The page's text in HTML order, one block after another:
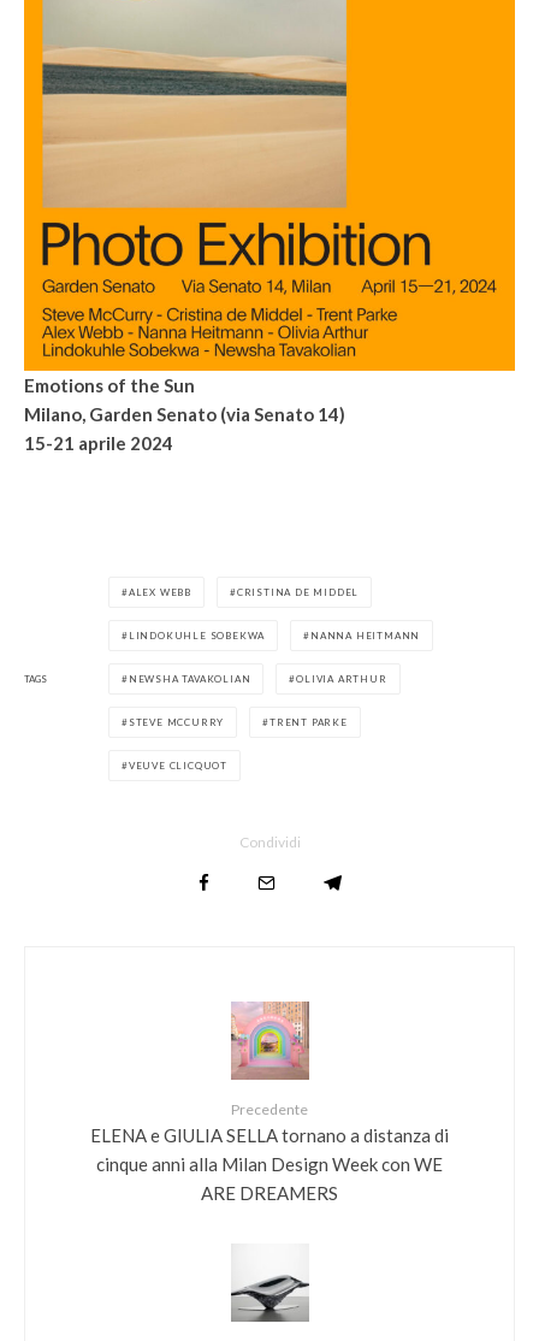
Emotions of the Sun
Milano, Garden Senato (via Senato 14)
15-21 aprile 2024
TAGS
ALEX WEBB CRISTINA DE MIDDEL
LINDOKUHLE SOBEKWA NANNA HEITMANN
NEWSHA TAVAKOLIAN OLIVIA ARTHUR
STEVE MCCURRY TRENT PARKE
VEUVE CLICQUOT
Condividi
Precedente
ELENA e GIULIA SELLA tornano a distanza di
cinque anni alla Milan Design Week con WE
ARE DREAMERS